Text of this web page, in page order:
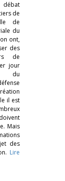
de
de
du
ont,
des
de
jour
du
il est
Mais
des
Lire